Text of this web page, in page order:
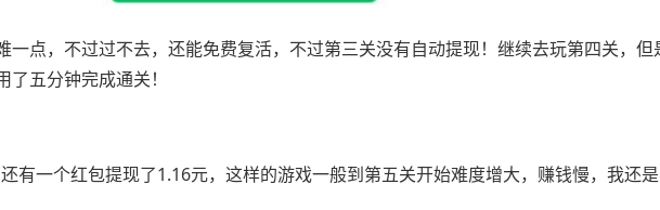
一点，不过过不去，还能免费复活，不过第三关没有自动提现！继续去玩第四关，但
五分钟完成通关！
有一个红包提现了1.16元，这样的游戏一般到第五关开始难度增大，赚钱慢，我还